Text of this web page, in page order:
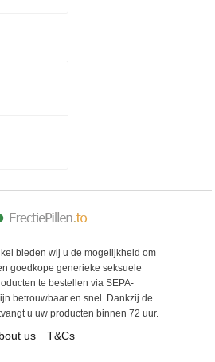
bieden wij u de mogelijkheid om
goedkope generieke seksuele
te bestellen via SEPA-
betrouwbaar en snel. Dankzij de
u uw producten binnen 72 uur.
us T&Cs